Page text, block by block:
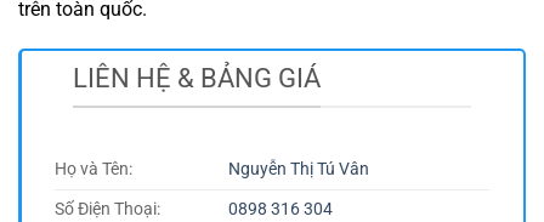
trên toàn quốc.
LIÊN HỆ & BẢNG GIÁ
Họ và Tên:
Nguyễn Thị Tú Vân
Số Điện Thoại:
0898 316 304